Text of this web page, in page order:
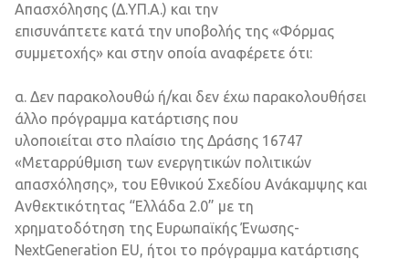
Απασχόλησης (Δ.ΥΠ.Α.) και την
επισυνάπτετε κατά την υποβολής της «Φόρμας
συμμετοχής» και στην οποία αναφέρετε ότι:
α. Δεν παρακολουθώ ή/και δεν έχω παρακολουθήσει
άλλο πρόγραμμα κατάρτισης που
υλοποιείται στο πλαίσιο της Δράσης 16747
«Μεταρρύθμιση των ενεργητικών πολιτικών
απασχόλησης», του Εθνικού Σχεδίου Ανάκαμψης και
Ανθεκτικότητας “Ελλάδα 2.0” με τη
χρηματοδότηση της Ευρωπαϊκής Ένωσης-
NextGeneration EU, ήτοι το πρόγραμμα κατάρτισης